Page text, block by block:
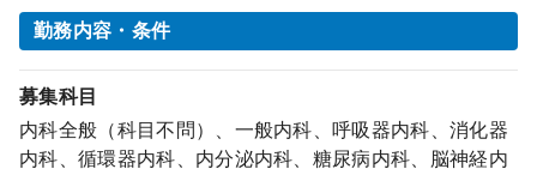
勤務内容・条件
募集科目
内科全般（科目不問）、一般内科、呼吸器内科、消化器
内科、循環器内科、内分泌内科、糖尿病内科、脳神経内